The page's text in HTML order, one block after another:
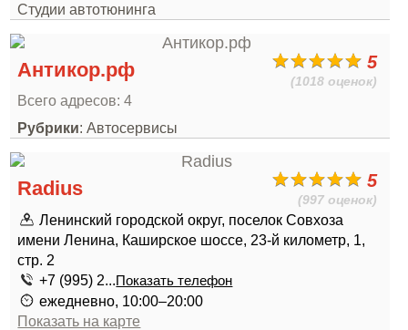
Студии автотюнинга
5
(1018 оценок)
Антикор.рф
Всего адресов: 4
Рубрики: Автосервисы
5
(997 оценок)
Radius
Ленинский городской округ, поселок Совхоза
имени Ленина, Каширское шоссе, 23-й километр, 1,
стр. 2
+7 (995) 2...Показать телефон
ежедневно, 10:00–20:00
Показать на карте